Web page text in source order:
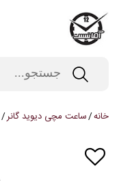
خانه ساعت مچی دیوید گانر